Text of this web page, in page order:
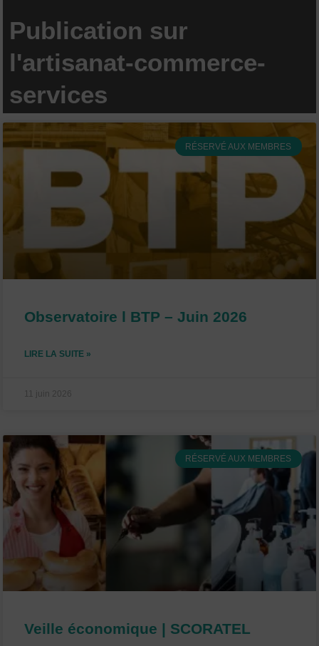
Publication sur
l'artisanat-commerce-
services
RÉSERVÉ AUX MEMBRES
Observatoire l BTP – Juin 2026
LIRE LA SUITE »
11 juin 2026
RÉSERVÉ AUX MEMBRES
Veille économique | SCORATEL
a
a
a
a
a